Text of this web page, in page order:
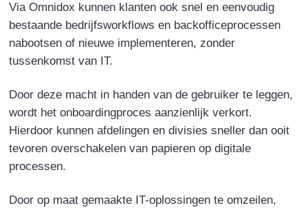
Via Omnidox kunnen klanten ook snel en eenvoudig
bestaande bedrijfsworkflows en backofficeprocessen
nabootsen of nieuwe implementeren, zonder
tussenkomst van IT.
Door deze macht in handen van de gebruiker te leggen,
wordt het onboardingproces aanzienlijk verkort.
Hierdoor kunnen afdelingen en divisies sneller dan ooit
tevoren overschakelen van papieren op digitale
processen.
Door op maat gemaakte IT-oplossingen te omzeilen,